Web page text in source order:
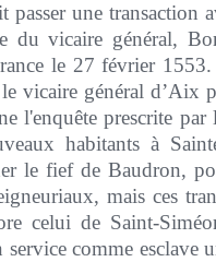
une transaction
du vicaire général,
le 27 février
vicaire général d’Aix
l'enquête prescrite
habitants à
le fief de Baudron,
mais ces
celui de Saint-
comme esclave